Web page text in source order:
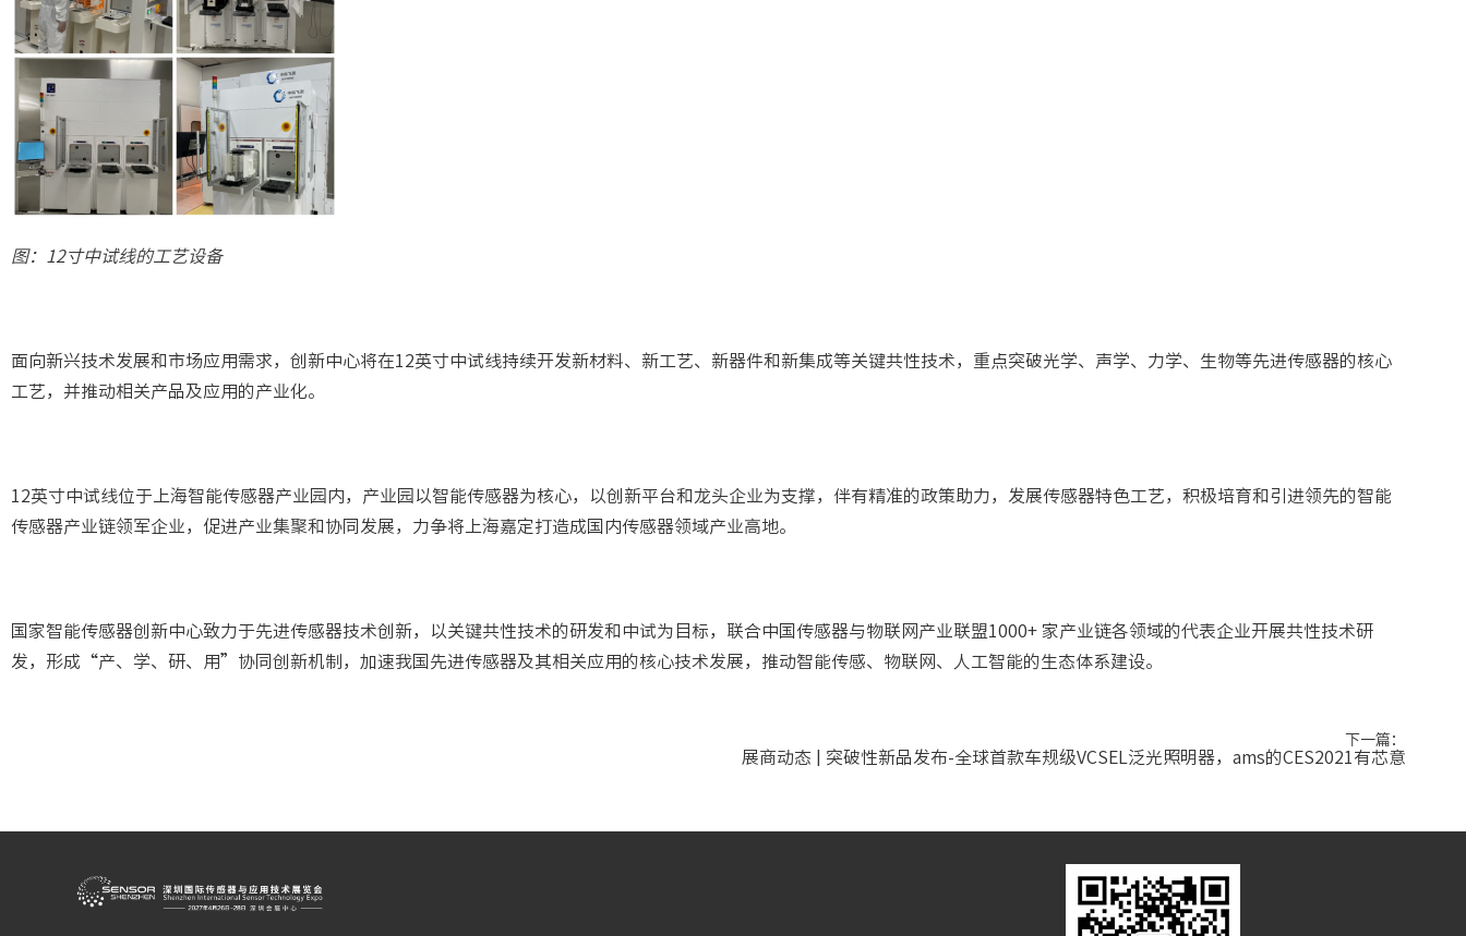
图：12寸中试线的工艺设备
面向新兴技术发展和市场应用需求，创新中心将在12英寸中试线持续开发新材料、新工艺、新器件和新集成等关键共性技术，重点突破光学、声学、力学、生物等先进传感器的核心
工艺，并推动相关产品及应用的产业化。
12英寸中试线位于上海智能传感器产业园内，产业园以智能传感器为核心，以创新平台和龙头企业为支撑，伴有精准的政策助力，发展传感器特色工艺，积极培育和引进领先的智能
传感器产业链领军企业，促进产业集聚和协同发展，力争将上海嘉定打造成国内传感器领域产业高地。
国家智能传感器创新中心致力于先进传感器技术创新，以关键共性技术的研发和中试为目标，联合中国传感器与物联网产业联盟1000+ 家产业链各领域的代表企业开展共性技术研
发，形成“产、学、研、用”协同创新机制，加速我国先进传感器及其相关应用的核心技术发展，推动智能传感、物联网、人工智能的生态体系建设。
下一篇：
展商动态 | 突破性新品发布-全球首款车规级VCSEL泛光照明器，ams的CES2021有芯意